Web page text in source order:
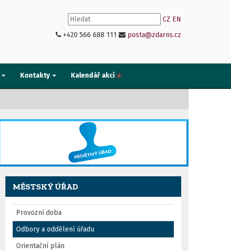
CZ EN
+420 566 688 111
posta@zdarns.cz
Kontakty Kalendář akcí
MĚSTSKÝ ÚŘAD
Provozní doba
Odbory a oddělení úřadu
Orientační plán